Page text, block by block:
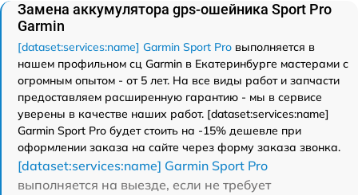
Замена аккумулятора gps-ошейника Sport Pro
Garmin
[dataset:services:name] Garmin Sport Pro выполняется в
нашем профильном сц Garmin в Екатеринбурге мастерами с
огромным опытом - от 5 лет. На все виды работ и запчасти
предоставляем расширенную гарантию - мы в сервисе
уверены в качестве наших работ. [dataset:services:name]
Garmin Sport Pro будет стоить на -15% дешевле при
оформлении заказа на сайте через форму заказа звонка.
[dataset:services:name] Garmin Sport Pro
выполняется на выезде, если не требует